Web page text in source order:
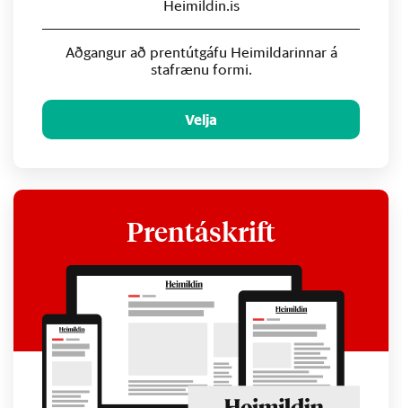
Heimildin.is
Aðgangur að prentútgáfu Heimildarinnar á
stafrænu formi.
Velja
Prentáskrift